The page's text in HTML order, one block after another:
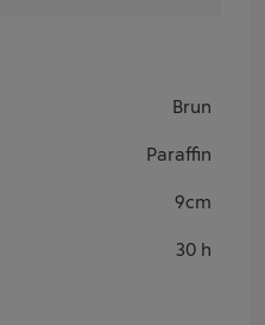
Brun
Paraffin
9cm
30 h